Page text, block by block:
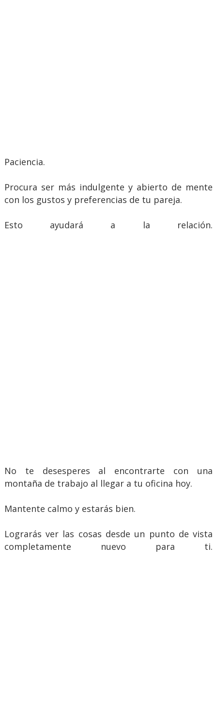
Paciencia.
Procura ser más indulgente y abierto de mente
con los gustos y preferencias de tu pareja.
Esto ayudará a la relación.
No te desesperes al encontrarte con una
montaña de trabajo al llegar a tu oficina hoy.
Mantente calmo y estarás bien.
Lograrás ver las cosas desde un punto de vista
completamente nuevo para ti.